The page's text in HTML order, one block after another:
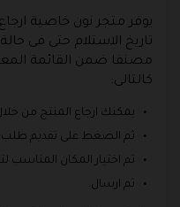
تاريخ الاستلام حتى فى
مصنفا ضمن القائمة
كالتالى:
يمكنك ارجاع المنتج من
ثم الضغط على تقديم طلب
ثم اختيار المكان المناسب
ثم ارسال.